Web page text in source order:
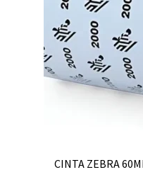
CINTA ZEBRA